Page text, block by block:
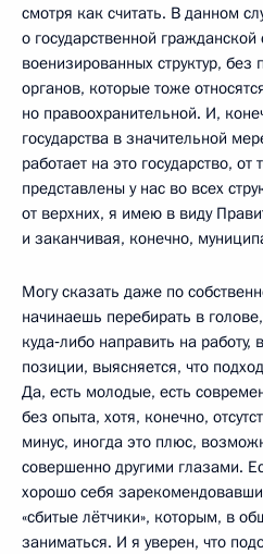
смотря как считать. В данном
о государственной
военизированных структур, без
органов, которые тоже
но правоохранительной. И,
государства в значительной
работает на это государство,
представлены у нас во всех
от верхних, я имею в виду
и заканчивая, конечно,
Могу сказать даже по
начинаешь перебирать в
куда‑либо направить на
позиции, выясняется, что
Да, есть молодые, есть
без опыта, хотя, конечно,
минус, иногда это плюс,
совершенно другими глазами.
хорошо себя
«сбитые лётчики», которым, в
заниматься. И я уверен, что